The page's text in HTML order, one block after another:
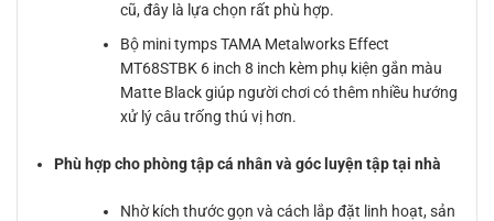
cũ, đây là lựa chọn rất phù hợp.
Bộ mini tymps TAMA Metalworks Effect
MT68STBK 6 inch 8 inch kèm phụ kiện gắn màu
Matte Black giúp người chơi có thêm nhiều hướng
xử lý câu trống thú vị hơn.
Phù hợp cho phòng tập cá nhân và góc luyện tập tại nhà
Nhờ kích thước gọn và cách lắp đặt linh hoạt, sản